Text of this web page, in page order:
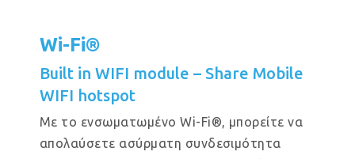
Wi-Fi®
Built in WIFI module – Share Mobile
WIFI hotspot
Με το ενσωματωμένο Wi-Fi®, μπορείτε να
απολαύσετε ασύρματη συνδεσιμότητα